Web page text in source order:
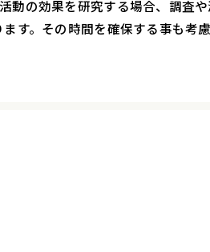
動の効果を研究する場合、調査
す。その時間を確保する事も考慮